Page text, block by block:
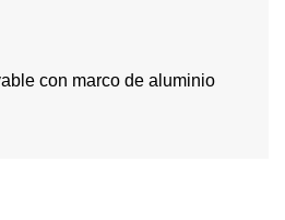
con marco de aluminio